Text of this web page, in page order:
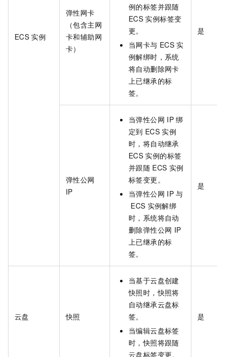
ECS 实例
弹性网卡
（包含主网
卡和辅助网
卡）
例的标签并跟随
ECS 实例标签变
更。
当网卡与 ECS 实
例解绑时，系统
将自动删除网卡
上已继承的标
签。
是
弹性公网
IP
当弹性公网 IP 绑
定到 ECS 实例
时，将自动继承
ECS 实例的标签
并跟随 ECS 实例
标签变更。
当弹性公网 IP 与
ECS 实例解绑
时，系统将自动
删除弹性公网 IP
上已继承的标
签。
是
云盘 快照
当基于云盘创建
快照时，快照将
自动继承云盘标
签。
当编辑云盘标签
时，快照将跟随
云盘标签变更。
是